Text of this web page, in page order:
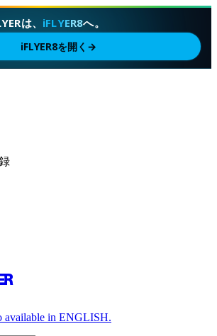
は、 iFLYER8へ。
iFLYER8を開く →
available in ENGLISH.